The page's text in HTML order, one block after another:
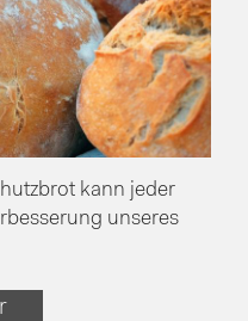
kann jeder
unseres